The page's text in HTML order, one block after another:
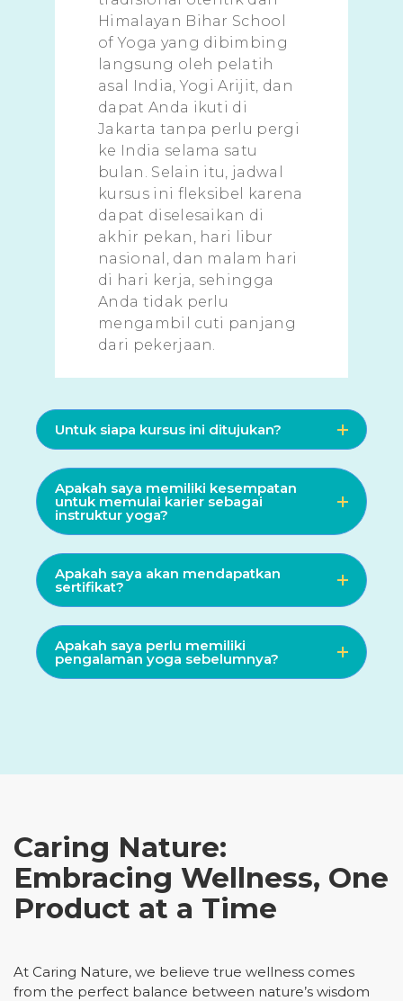
Himalayan Bihar School
of Yoga yang dibimbing
langsung oleh pelatih
asal India, Yogi Arijit, dan
dapat Anda ikuti di
Jakarta tanpa perlu pergi
ke India selama satu
bulan. Selain itu, jadwal
kursus ini fleksibel karena
dapat diselesaikan di
akhir pekan, hari libur
nasional, dan malam hari
di hari kerja, sehingga
Anda tidak perlu
mengambil cuti panjang
dari pekerjaan.
Untuk siapa kursus ini ditujukan?
Apakah saya memiliki kesempatan
untuk memulai karier sebagai
instruktur yoga?
Apakah saya akan mendapatkan
sertifikat?
Apakah saya perlu memiliki
pengalaman yoga sebelumnya?
Caring Nature:
Embracing Wellness, One
Product at a Time
At Caring Nature, we believe true wellness comes
from the perfect balance between nature’s wisdom